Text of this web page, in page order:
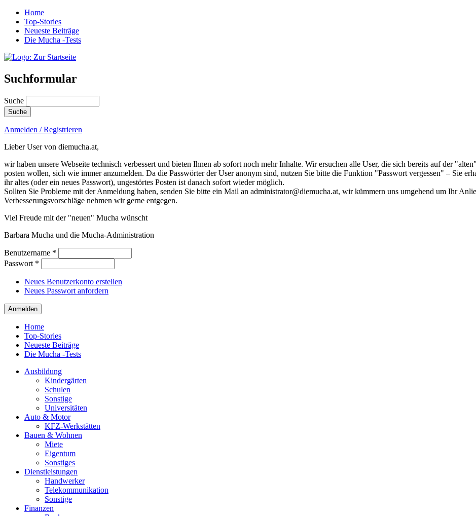
Home
Top-Stories
Neueste Beiträge
Die Mucha -Tests
Suchformular
Suche
Anmelden / Registrieren
Lieber User von diemucha.at,
wir haben unsere Webseite technisch verbessert und bieten Ihnen ab sofort noch mehr Inhalte. Wir ersuchen alle User, die sich bereits auf der
posten wollen, sich wie immer anzumelden. Da die Passwörter der User anonym sind, nutzen Sie bitte die Funktion "Passwort vergessen" – Sie
ihr altes (oder ein neues Passwort), ungestörtes Posten ist danach sofort wieder möglich.
Sollten Sie Probleme mit der Anmeldung haben, senden Sie bitte ein Mail an administrator@diemucha.at, wir kümmern uns umgehend um Ihr
Verbesserungsvorschläge nehmen wir gerne entgegen.
Viel Freude mit der "neuen" Mucha wünscht
Barbara Mucha und die Mucha-Administration
Benutzername *
Passwort *
Neues Benutzerkonto erstellen
Neues Passwort anfordern
Home
Top-Stories
Neueste Beiträge
Die Mucha -Tests
Ausbildung
Kindergärten
Schulen
Sonstige
Universitäten
Auto & Motor
KFZ-Werkstätten
Bauen & Wohnen
Miete
Eigentum
Sonstiges
Dienstleistungen
Handwerker
Telekommunikation
Sonstige
Finanzen